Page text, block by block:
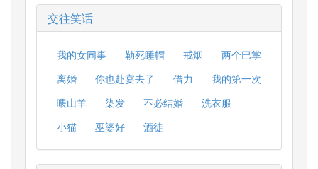
交往笑话
我的女同事 勒死睡帽 戒烟
两个巴掌
离婚
你也赴宴去了 借力
我的第一次
喂山羊
染发 不必结婚
洗衣服
小猫
巫婆好 酒徒